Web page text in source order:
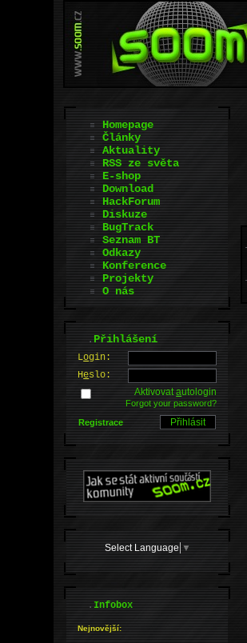
Homepage
Články
Aktuality
RSS ze světa
E-shop
Download
HackForum
Diskuze
BugTrack
Seznam BT
Odkazy
Konference
Projekty
O nás
.Přihlášení
Login:
Heslo:
Aktivovatautologin
Forgot your password?
Registrace
Select Language ▼
.Infobox
Nejnovější: